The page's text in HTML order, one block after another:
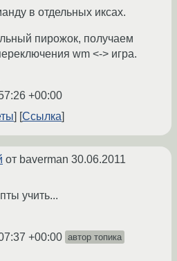
в отдельных иксах.
пирожок, получаем
wm <-> игра.
+00:00
Ссылка
от baverman 30.06.2011
учить...
+00:00 автор топика